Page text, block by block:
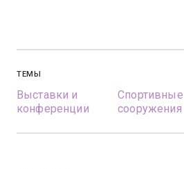
ТЕМЫ
Выставки и
конференции
Спортивные
сооружения